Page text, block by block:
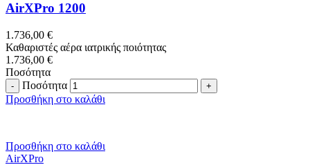
AirXPro 1200
1.736,00 €
Καθαριστές αέρα ιατρικής ποιότητας
1.736,00 €
Ποσότητα
Ποσότητα
Προσθήκη στο καλάθι
Προσθήκη στο καλάθι
AirXPro